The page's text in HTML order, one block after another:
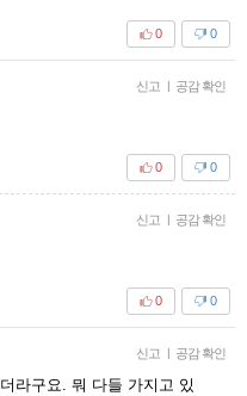
0
0
신고 | 공감 확인
0
0
신고 | 공감 확인
0
0
신고 | 공감 확인
라구요. 뭐 다들 가지고 있